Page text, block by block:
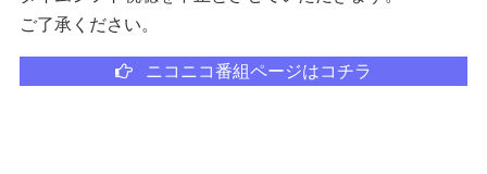
ご了承ください。
ニコニコ番組ページはコチラ